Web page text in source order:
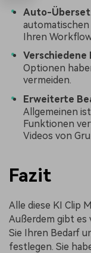
Auto-
Ihren
Optionen
vermeiden.
Erweiterte
Allgemeinen
Funktionen
Videos von
Fazit
Alle diese KI Clip
Außerdem gibt es
Sie Ihren Bedarf
festlegen. Sie